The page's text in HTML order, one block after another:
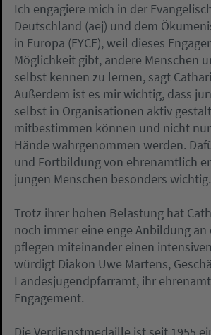
Ich engagiere mich in der
Deutschland (aej) und dem
in Europa (EYCE), weil dieses
Möglichkeit gibt, andere Menschen
selbst kennen zu lernen, sagt
Außerdem ist es mir wichtig, dass
selbst in Organisationen aktiv
mitbestimmen können und nicht
Hände wahrgenommen werden.
und Fortbildung von ehrenamtlich
jungen Menschen besonders wichtig.
Trotz ihrer hohen Belastung hat
noch immer eine enge Anbildung
pflegen miteinander einen intensiven
würdigt Diakon Uwe Martens,
Landesjugendpfarramt, ihr
Engagement.